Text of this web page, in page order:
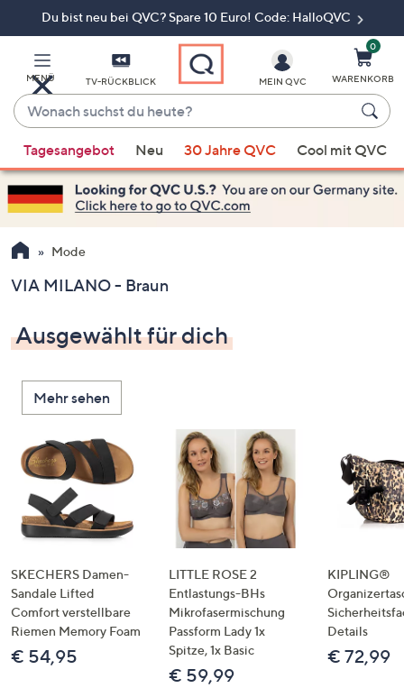
Du bist neu bei QVC? Spare 10 Euro! Code: HalloQVC
MENÜ TV-RÜCKBLICK
Wonach
suchst
du
heute?
Vorschläge
verfügbar
sind,
verwenden
Sie
Pfeiltasten
oben
und
nach
unten
oder
wischen
Sie
Touch-
Geräten
links
bzw.
rechts,
um
diese
MEIN QVC
0
WARENKORB
Tagesangebot Neu 30 Jahre QVC Cool mit QVC
Mode
VIA MILANO - Braun
Ausgewählt für dich
Mehr sehen
SKECHERS Damen-
Sandale Lifted
Comfort verstellbare
Riemen Memory Foam
€ 54,95
LITTLE ROSE 2
Entlastungs-BHs
Mikrofasermischung
Passform Lady 1x
Spitze, 1x Basic
€ 59,99
KIPLING®
Details
€ 72,99